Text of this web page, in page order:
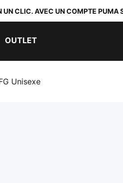
UN CLIC. AVEC UN COMPTE PUMA
OUTLET
Unisexe